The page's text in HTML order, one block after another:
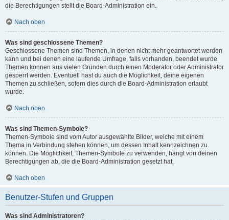
die Berechtigungen stellt die Board-Administration ein.
Nach oben
Was sind geschlossene Themen?
Geschlossene Themen sind Themen, in denen nicht mehr geantwortet werden
kann und bei denen eine laufende Umfrage, falls vorhanden, beendet wurde.
Themen können aus vielen Gründen durch einen Moderator oder Administrator
gesperrt werden. Eventuell hast du auch die Möglichkeit, deine eigenen
Themen zu schließen, sofern dies durch die Board-Administration erlaubt
wurde.
Nach oben
Was sind Themen-Symbole?
Themen-Symbole sind vom Autor ausgewählte Bilder, welche mit einem
Thema in Verbindung stehen können, um dessen Inhalt kennzeichnen zu
können. Die Möglichkeit, Themen-Symbole zu verwenden, hängt von deinen
Berechtigungen ab, die die Board-Administration gesetzt hat.
Nach oben
Benutzer-Stufen und Gruppen
Was sind Administratoren?